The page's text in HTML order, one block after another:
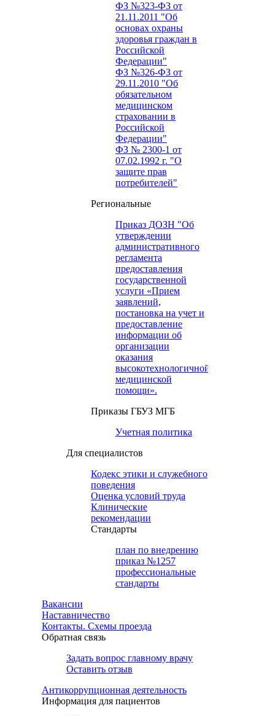
ФЗ №323-ФЗ от
21.11.2011 "Об
основах охраны
здоровья граждан в
Российской
Федерации"
ФЗ №326-ФЗ от
29.11.2010 "Об
обязательном
медицинском
страховании в
Российской
Федерации"
ФЗ № 2300-1 от
07.02.1992 г. "О
защите прав
потребителей"
Региональные
Приказ ДОЗН "Об
утверждении
административного
регламента
предоставления
государственной
услуги «Прием
заявлений,
постановка на учет и
предоставление
информации об
организации
оказания
высокотехнологичной
медицинской
помощи».
Приказы ГБУЗ МГБ
Учетная политика
Для специалистов
Кодекс этики и служебного
поведения
Оценка условий труда
Клинические
рекомендации
Cтандарты
план по внедрению
приказ №1257
профессиональные
стандарты
Вакансии
Наставничество
Контакты. Схемы проезда
Обратная связь
Задать вопрос главному врачу
Оставить отзыв
Антикоррупционная деятельность
Информация для пациентов